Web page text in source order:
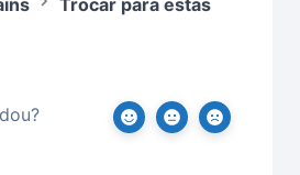
Trocar para estas